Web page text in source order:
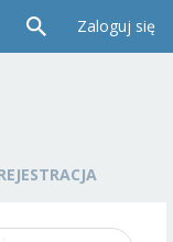
Zaloguj się